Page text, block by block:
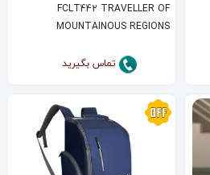
FCLT442 TRAVELLER OF
MOUNTAINOUS REGIONS
تماس بگیرید